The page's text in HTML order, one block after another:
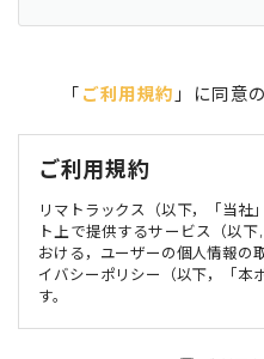
「 ご利用規約 」に同意
ご利用規約
リマトラックス（以下，「当社
ト上で提供するサービス（以
おける，ユーザーの個人情報の
イバシーポリシー（以下，「本
す。
第1条（個人情報）